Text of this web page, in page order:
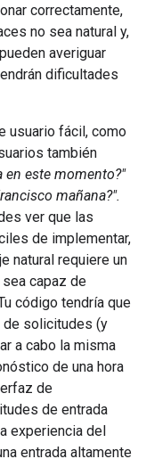
correctamente,
no sea natural y,
averiguar
dificultades
usuario fácil, como
también
en este momento?"
mañana?".
ver que las
de implementar,
natural requiere un
capaz de
código tendría que
solicitudes (y
a cabo la misma
de una hora
de
de entrada
experiencia del
entrada altamente